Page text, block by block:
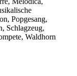
Popgesang,
Schlagzeug,
Waldhorn